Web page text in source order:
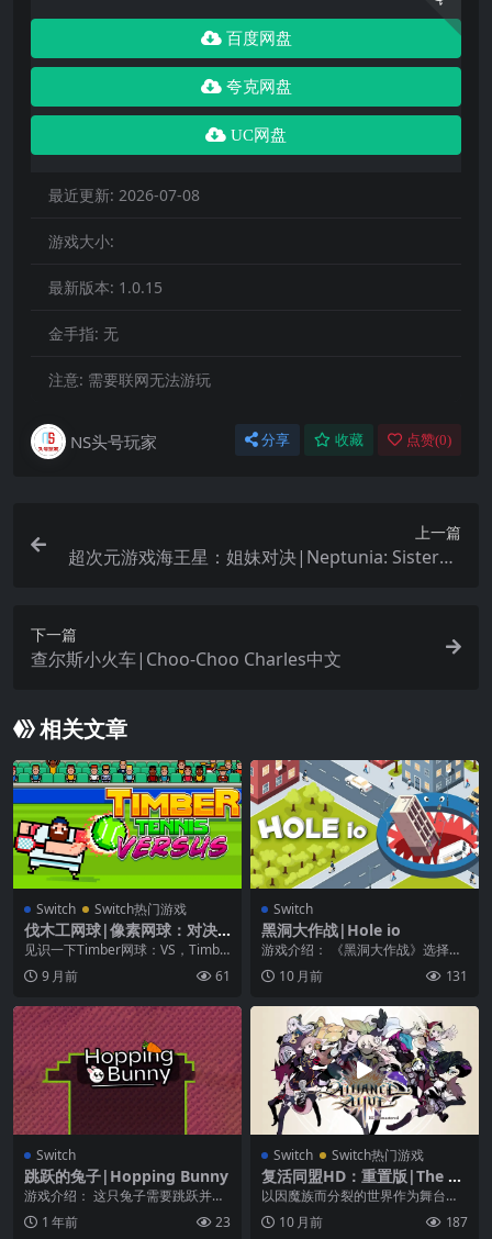
百度网盘
夸克网盘
UC网盘
最近更新: 2026-07-08
游戏大小:
最新版本: 1.0.15
金手指: 无
注意: 需要联网无法游玩
NS头号玩家 分享 收藏 点赞(0)
上一篇
超次元游戏海王星：姐妹对决|Neptunia: Sisters v
下一篇
查尔斯小火车|Choo-Choo Charles中文
相关文章
Switch Switch热门游戏
伐木工网球|像素网球：对决|
Timber Tennis: Versus中文
见识一下Timber网球：VS，Timbe
rman家族的一个全新成员——全世
界3...9 月前 61
Switch
黑洞大作战|Hole io
游戏介绍： 《黑洞大作战》选择你
最喜欢的皮肤，吃，成长和生存。
在多人模式中与多...
10 月前 131
Switch
跳跃的兔子|Hopping Bunny
游戏介绍： 这只兔子需要跳跃并克
服对他来说很危险的障碍， 你想帮
助他吗？ 但你需...
1 年前 23
Switch Switch热门游戏
复活同盟HD：重置版|The All
iance Alive HD Remastered
以因魔族而分裂的世界作为舞台展
开故事的 9 名主角— 9 个故事交织
而成的“理解...
10 月前 187